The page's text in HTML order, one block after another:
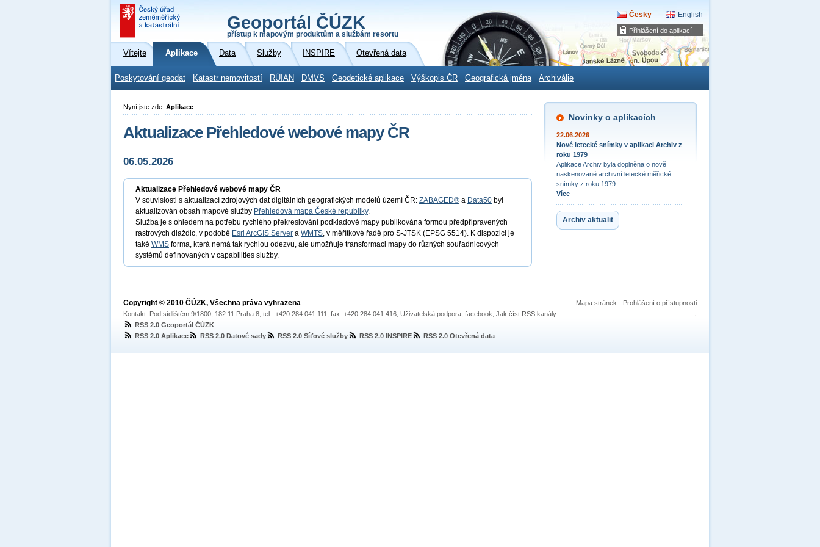
Přihlášení do aplikací
Geoportál ČÚZK
přístup k mapovým produktům a službám resortu
Česky English
Vítejte Aplikace Data Služby INSPIRE Otevřená data
Poskytování geodat Katastr nemovitostí RÚIAN DMVS Geodetické aplikace Výškopis ČR Geografická jména Archiválie
Novinky o aplikacích
22.06.2026
Nové letecké snímky v aplikaci Archiv z
roku 1979
Aplikace Archiv byla doplněna o nově
naskenované archivní letecké měřické
snímky z roku 1979.
Více
Archiv aktualit
Nyní jste zde: Aplikace
Aktualizace Přehledové webové mapy ČR
06.05.2026
Aktualizace Přehledové webové mapy ČR
V souvislosti s aktualizací zdrojových dat digitálních geografických modelů území ČR: ZABAGED® a Data50 byl
aktualizován obsah mapové služby Přehledová mapa České republiky.
Služba je s ohledem na potřebu rychlého překreslování podkladové mapy publikována formou předpřipravených
rastrových dlaždic, v podobě Esri ArcGIS Server a WMTS, v měřítkové řadě pro S-JTSK (EPSG 5514). K dispozici je
také WMS forma, která nemá tak rychlou odezvu, ale umožňuje transformaci mapy do různých souřadnicových
systémů definovaných v capabilities služby.
Mapa stránek Prohlášení o přístupnosti
Copyright © 2010 ČÚZK, Všechna práva vyhrazena
Kontakt: Pod sídlištěm 9/1800, 182 11 Praha 8, tel.: +420 284 041 111, fax: +420 284 041 416, Uživatelská podpora facebook Jak číst RSS kanály
RSS 2.0 Geoportál ČÚZK
RSS 2.0 Aplikace
RSS 2.0 Datové sady RSS 2.0 Síťové služby RSS 2.0 INSPIRE RSS 2.0 Otevřená data